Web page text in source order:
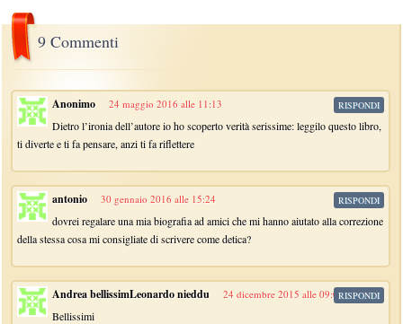
9 Commenti
Anonimo 24 maggio 2016 alle 11:13
Dietro l’ironia dell’autore io ho scoperto verità serissime: leggilo questo libro,
ti diverte e ti fa pensare, anzi ti fa riflettere
RISPONDI
antonio 30 gennaio 2016 alle 15:24
dovrei regalare una mia biografia ad amici che mi hanno aiutato alla correzione
della stessa cosa mi consigliate di scrivere come detica?
RISPONDI
Andrea bellissimLeonardo nieddu 24 dicembre 2015 alle 09:01
Bellissimi
RISPONDI